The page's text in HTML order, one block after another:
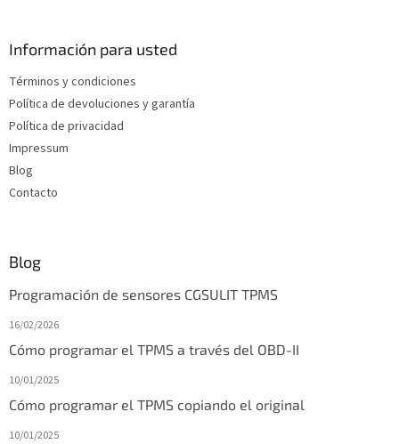
n
Información para usted
Términos y condiciones
Política de devoluciones y garantía
Política de privacidad
Impressum
Blog
Contacto
Blog
Programación de sensores CGSULIT TPMS
16/02/2026
Cómo programar el TPMS a través del OBD-II
10/01/2025
Cómo programar el TPMS copiando el original
10/01/2025